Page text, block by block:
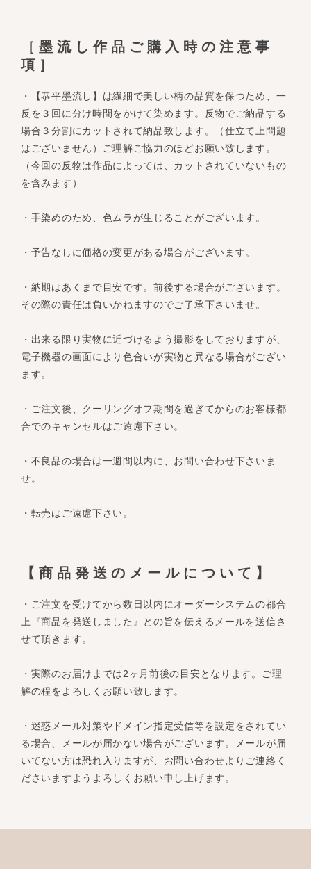
［墨流し作品ご購入時の注意事
項］
・【恭平墨流し】は繊細で美しい柄の品質を保つため、一
反を３回に分け時間をかけて染めます。反物でご納品する
場合３分割にカットされて納品致します。（仕立て上問題
はございません）ご理解ご協力のほどお願い致します。
（今回の反物は作品によっては、カットされていないもの
を含みます）
・手染めのため、色ムラが生じることがございます。
・予告なしに価格の変更がある場合がございます。
・納期はあくまで目安です。前後する場合がございます。
その際の責任は負いかねますのでご了承下さいませ。
・出来る限り実物に近づけるよう撮影をしておりますが、
電子機器の画面により色合いが実物と異なる場合がござい
ます。
・ご注文後、クーリングオフ期間を過ぎてからのお客様都
合でのキャンセルはご遠慮下さい。
・不良品の場合は一週間以内に、お問い合わせ下さいま
せ。
・転売はご遠慮下さい。
【商品発送のメールについて】
・ご注文を受けてから数日以内にオーダーシステムの都合
上『商品を発送しました』との旨を伝えるメールを送信さ
せて頂きます。
・実際のお届けまでは2ヶ月前後の目安となります。ご理
解の程をよろしくお願い致します。
・迷惑メール対策やドメイン指定受信等を設定をされてい
る場合、メールが届かない場合がございます。メールが届
いてない方は恐れ入りますが、お問い合わせよりご連絡く
ださいますようよろしくお願い申し上げます。